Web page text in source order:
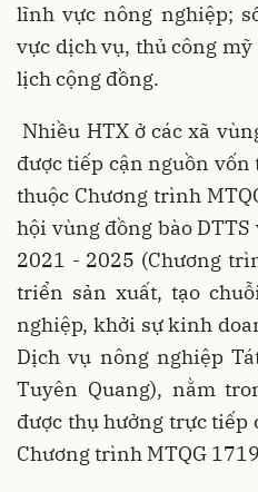
lĩnh vực nông nghiệp;
vực dịch vụ, thủ công
lịch cộng đồng.
Nhiều HTX ở các xã
được tiếp cận nguồn vốn
thuộc Chương trình
hội vùng đồng bào
2021 - 2025 (Chương
triển sản xuất, tạo
nghiệp, khởi sự kinh
Dịch vụ nông nghiệp
Tuyên Quang), nằm
được thụ hưởng trực tiếp
Chương trình MTQG